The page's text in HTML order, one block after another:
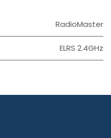
RadioMaster
ELRS 2.4GHz